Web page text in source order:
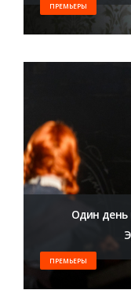
ПРЕМЬЕРЫ
Один день
ПРЕМЬЕРЫ